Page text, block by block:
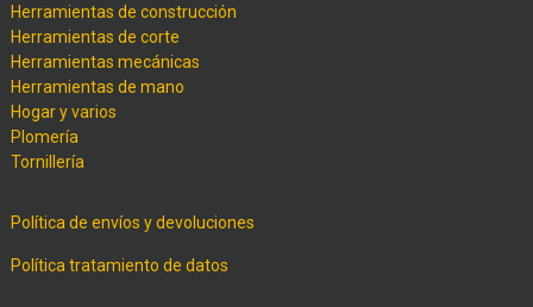
Herramientas de construcción
Herramientas de corte
Herramientas mecánicas
Herramientas de mano
Hogar y varios
Plomería
Tornillería
Política de envíos y devoluciones
Política tratamiento de datos